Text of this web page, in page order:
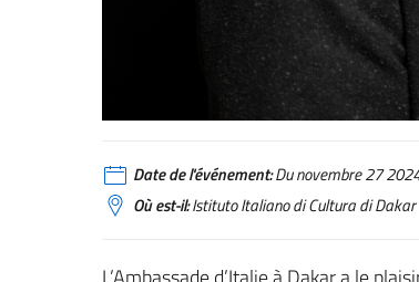
Date de l'événement:Du novembre 27
Où est-il:Istituto Italiano di Cultura di Dakar